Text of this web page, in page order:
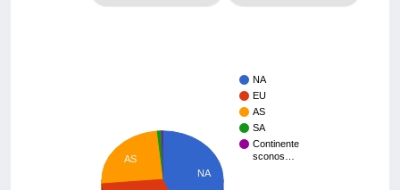
NA
EU
AS
SA
Continente
sconos…
NA
AS